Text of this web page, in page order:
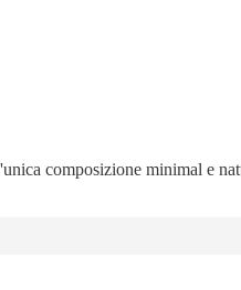
composizione minimal e